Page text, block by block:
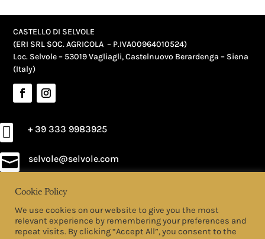
CASTELLO DI SELVOLE
(ERI SRL SOC. AGRICOLA – P.IVA00964010524)
Loc. Selvole – 53019 Vagliagli, Castelnuovo Berardenga – Siena
(Italy)
 + 39 333 9983925
 selvole@selvole.com
PRIVACY POLICY
COOKIE POLICY
Cookie Policy
We use cookies on our website to give you the most
relevant experience by remembering your preferences and
repeat visits. By clicking “Accept All”, you consent to the